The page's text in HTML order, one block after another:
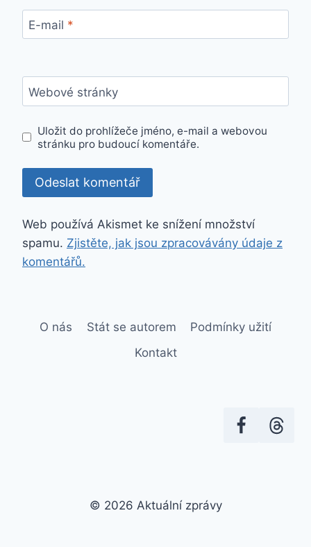
E-mail *
Webové stránky
Uložit do prohlížeče jméno, e-mail a webovou
stránku pro budoucí komentáře.
Web používá Akismet ke snížení množství
spamu. Zjistěte, jak jsou zpracovávány údaje z
komentářů.
O nás Stát se autorem
Podmínky užití
Kontakt
© 2026 Aktuální zprávy